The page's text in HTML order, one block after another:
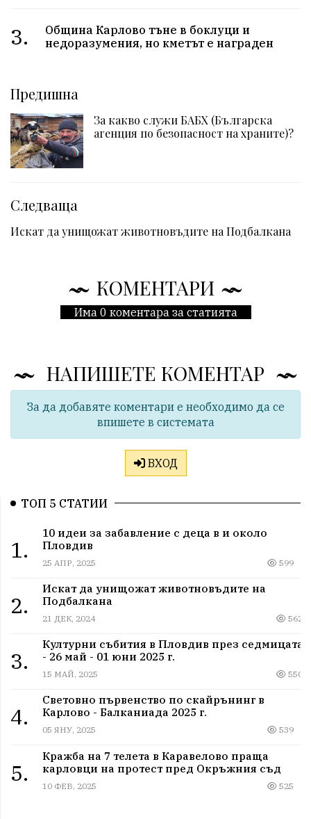
3.
Община Карлово тъне в боклуци и
недоразумения, но кметът е награден
Предишна
За какво служи БАБХ (Българска
агенция по безопасност на храните)?
Следваща
Искат да унищожат животновъдите на Подбалкана
КОМЕНТАРИ
Има 0 коментара за статията
НАПИШЕТЕ КОМЕНТАР
За да добавяте коментари е необходимо да се
впишете в системата
ВХОД
ТОП 5 СТАТИИ
1.
10 идеи за забавление с деца в и около
Пловдив
25 АПР, 2025 599
2.
Искат да унищожат животновъдите на
Подбалкана
21 ДЕК, 2024 562
3.
Културни събития в Пловдив през седмицата
- 26 май - 01 юни 2025 г.
15 МАЙ, 2025 550
4.
Световно първенство по скайрънинг в
Карлово - Балканиада 2025 г.
05 ЯНУ, 2025 539
5.
Кражба на 7 телета в Каравелово праща
карловци на протест пред Окръжния съд
10 ФЕВ, 2025 525